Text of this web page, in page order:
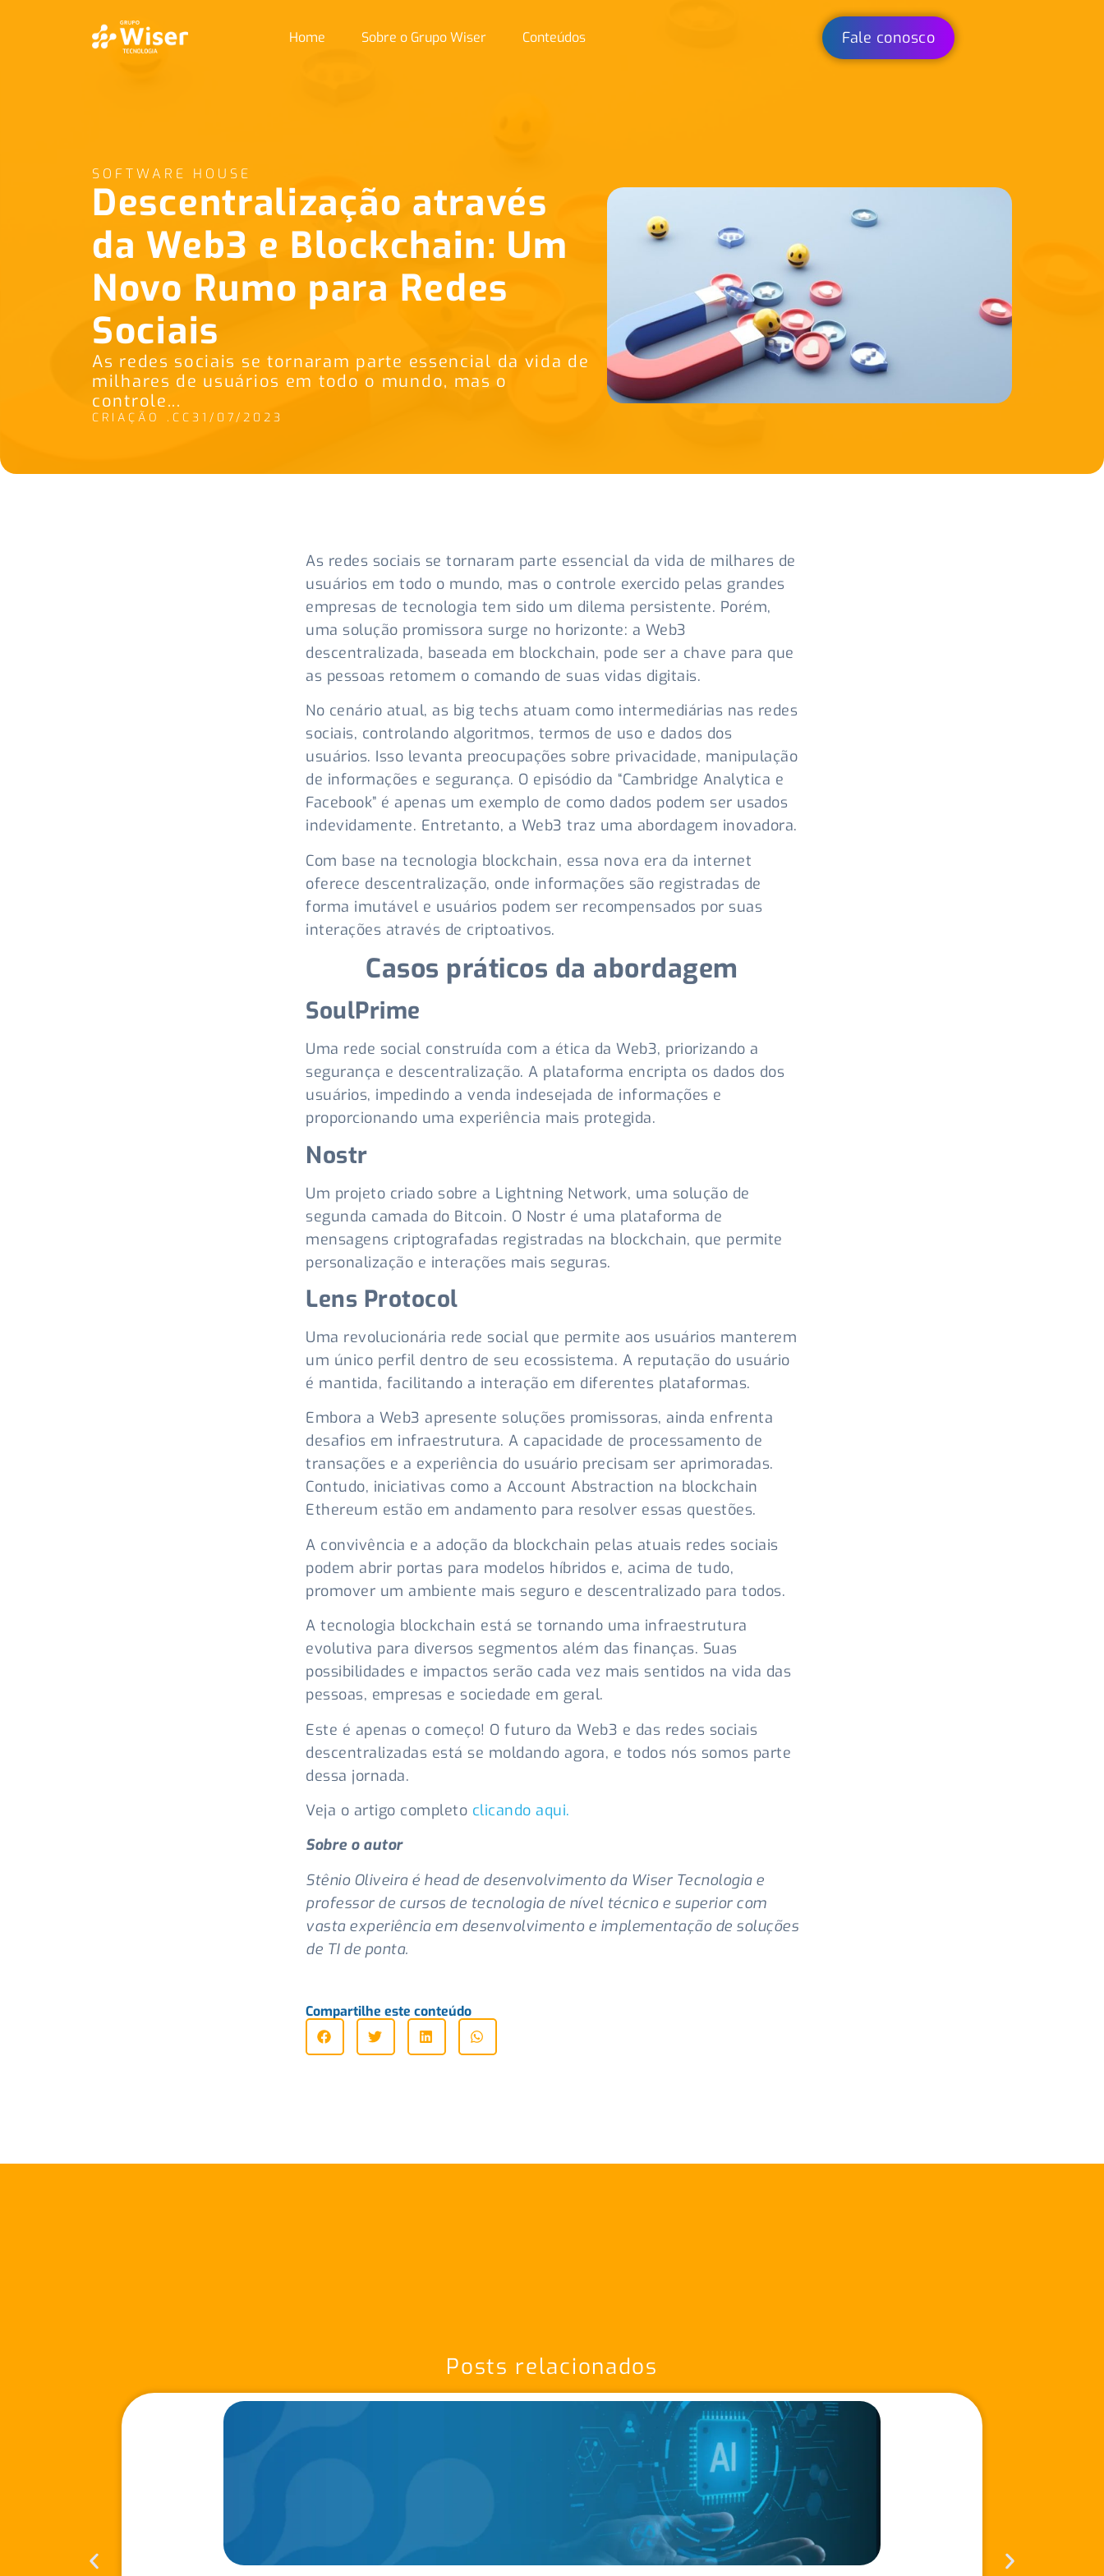
Home Sobre o Grupo Wiser Conteúdos Fale conosco
SOFTWARE HOUSE
Descentralização através
da Web3 e Blockchain: Um
Novo Rumo para Redes
Sociais
As redes sociais se tornaram parte essencial da vida de
milhares de usuários em todo o mundo, mas o
controle...
CRIAÇÃO .CC 31/07/2023
As redes sociais se tornaram parte essencial da vida de milhares de
usuários em todo o mundo, mas o controle exercido pelas grandes
empresas de tecnologia tem sido um dilema persistente. Porém,
uma solução promissora surge no horizonte: a Web3
descentralizada, baseada em blockchain, pode ser a chave para que
as pessoas retomem o comando de suas vidas digitais.
No cenário atual, as big techs atuam como intermediárias nas redes
sociais, controlando algoritmos, termos de uso e dados dos
usuários. Isso levanta preocupações sobre privacidade, manipulação
de informações e segurança. O episódio da “Cambridge Analytica e
Facebook” é apenas um exemplo de como dados podem ser usados
indevidamente. Entretanto, a Web3 traz uma abordagem inovadora.
Com base na tecnologia blockchain, essa nova era da internet
oferece descentralização, onde informações são registradas de
forma imutável e usuários podem ser recompensados por suas
interações através de criptoativos.
Casos práticos da abordagem
SoulPrime
Uma rede social construída com a ética da Web3, priorizando a
segurança e descentralização. A plataforma encripta os dados dos
usuários, impedindo a venda indesejada de informações e
proporcionando uma experiência mais protegida.
Nostr
Um projeto criado sobre a Lightning Network, uma solução de
segunda camada do Bitcoin. O Nostr é uma plataforma de
mensagens criptografadas registradas na blockchain, que permite
personalização e interações mais seguras.
Lens Protocol
Uma revolucionária rede social que permite aos usuários manterem
um único perfil dentro de seu ecossistema. A reputação do usuário
é mantida, facilitando a interação em diferentes plataformas.
Embora a Web3 apresente soluções promissoras, ainda enfrenta
desafios em infraestrutura. A capacidade de processamento de
transações e a experiência do usuário precisam ser aprimoradas.
Contudo, iniciativas como a Account Abstraction na blockchain
Ethereum estão em andamento para resolver essas questões.
A convivência e a adoção da blockchain pelas atuais redes sociais
podem abrir portas para modelos híbridos e, acima de tudo,
promover um ambiente mais seguro e descentralizado para todos.
A tecnologia blockchain está se tornando uma infraestrutura
evolutiva para diversos segmentos além das finanças. Suas
possibilidades e impactos serão cada vez mais sentidos na vida das
pessoas, empresas e sociedade em geral.
Este é apenas o começo! O futuro da Web3 e das redes sociais
descentralizadas está se moldando agora, e todos nós somos parte
dessa jornada.
Veja o artigo completo clicando aqui.
Sobre o autor
Stênio Oliveira é head de desenvolvimento da Wiser Tecnologia e
professor de cursos de tecnologia de nível técnico e superior com
vasta experiência em desenvolvimento e implementação de soluções
de TI de ponta.
Compartilhe este conteúdo
Posts relacionados